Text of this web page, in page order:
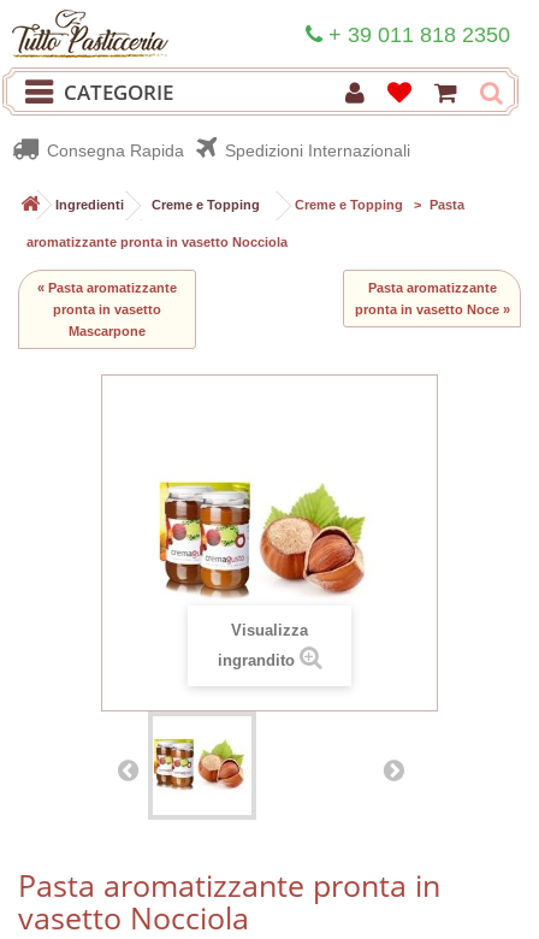
+ 39 011 818 2350
CATEGORIE
Consegna Rapida Spedizioni Internazionali
> Ingredienti >Creme e Topping > Creme e Topping > Pasta
aromatizzante pronta in vasetto Nocciola
« Pasta aromatizzante
pronta in vasetto
Mascarpone
Pasta aromatizzante
pronta in vasetto Noce »
Visualizza
ingrandito
Pasta aromatizzante pronta in
vasetto Nocciola